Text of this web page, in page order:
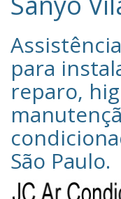
para
reparo,
São Paulo.